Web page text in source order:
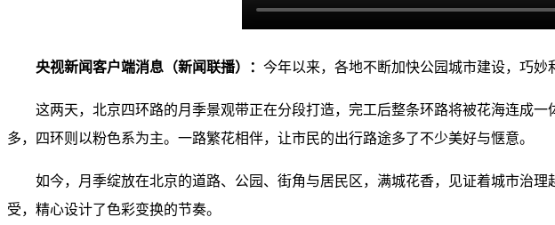
央视新闻客户端消息（新闻联播）： 今年以来，各地不断加快公园城市建设，巧妙
这两天，北京四环路的月季景观带正在分段打造，完工后整条环路将被花海连成
多，四环则以粉色系为主。一路繁花相伴，让市民的出行路途多了不少美好与惬意。
如今，月季绽放在北京的道路、公园、街角与居民区，满城花香，见证着城市治
受，精心设计了色彩变换的节奏。